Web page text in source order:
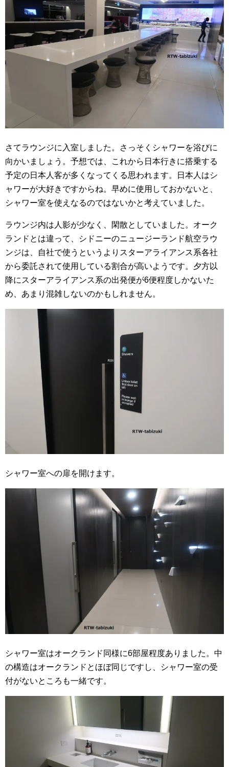
さてラウンジに入室しました。さっそくシャワーを浴びに
向かいましょう。予想では、これから日本行きに搭乗する
予定の日本人客が多くなってくる思われます。日本人はシ
ャワーが大好きですからね。早めに使用しておかないと、
シャワー室を使えなるのではないかと考えていました。
ラウンジ内は人影が少なく、閑散としていました。オーク
ランドとは違って、シドニーのニュージーランド航空ラウ
ンジは、自社で使うというよりスターアライアンス系各社
から委託されて使用している割合が高いようです。夕方以
降にスターアライアンス系の出発便が6便程度しかないた
め、あまり混雑しないのかもしれません。
シャワー室への扉を開けます。
シャワー室はオークランド同様に6部屋程度ありました。中
の構造はオークランドとほぼ同じですし、シャワー室の受
付がないところも一緒です。